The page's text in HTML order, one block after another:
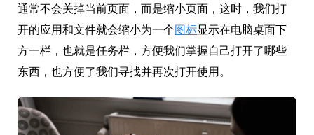
通常不会关掉当前页面，而是缩小页面，这时，我们打
开的应用和文件就会缩小为一个图标显示在电脑桌面下
方一栏，也就是任务栏，方便我们掌握自己打开了哪些
东西，也方便了我们寻找并再次打开使用。